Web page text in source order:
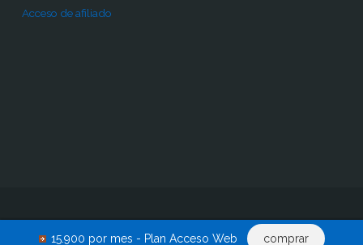
15.900 por mes - Plan Acceso Web comprar
Acceso de afiliado
Renovar acceso
Descargas